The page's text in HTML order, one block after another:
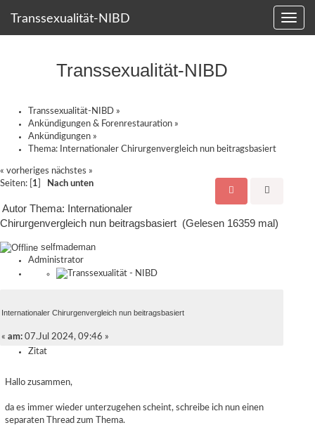
Transsexualität-NIBD
Transsexualität-NIBD
Transsexualität-NIBD »
Ankündigungen & Forenrestauration »
Ankündigungen »
Thema:
Internationaler Chirurgenvergleich nun beitragsbasiert
« vorheriges nächstes »
Seiten: [ 1 Nach unten
Autor Thema: Internationaler
Chirurgenvergleich nun beitragsbasiert (Gelesen 16359 mal)
selfmademan
Administrator
Internationaler Chirurgenvergleich nun beitragsbasiert
« am: 07.Jul 2024, 09:46 »
Zitat
Hallo zusammen,
da es immer wieder unterzugehen scheint, schreibe ich nun einen
separaten Thread zum Thema.